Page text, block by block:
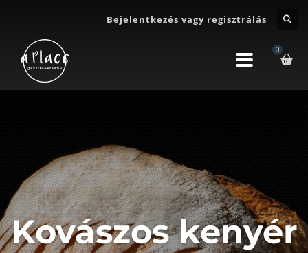
Bejelentkezés vagy regisztrálás
Kovászos kenyér